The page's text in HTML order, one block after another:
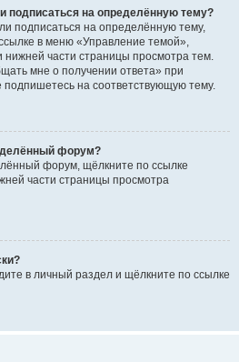
подписаться на определённую тему?
подписаться на определённую тему,
в меню «Управление темой»,
нижней части страницы просмотра тем.
мне о получении ответа» при
на соответствующую тему.
форум?
форум, щёлкните по ссылке
части страницы просмотра
в личный раздел и щёлкните по ссылке